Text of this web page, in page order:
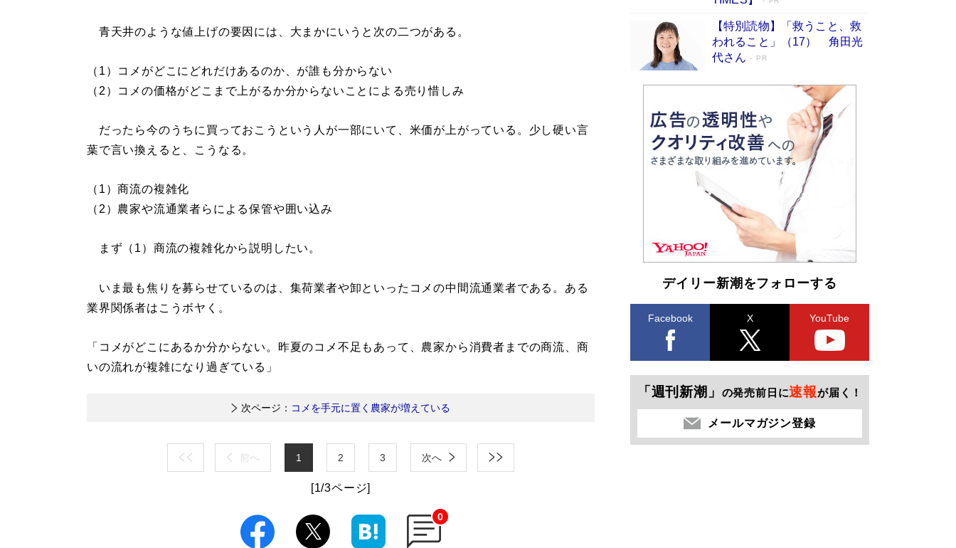
青天井のような値上げの要因には、大まかにいうと次の二つがある。
（1）コメがどこにどれだけあるのか、が誰も分からない
（2）コメの価格がどこまで上がるか分からないことによる売り惜しみ
だったら今のうちに買っておこうという人が一部にいて、米価が上がっている。少し硬い言
葉で言い換えると、こうなる。
（1）商流の複雑化
（2）農家や流通業者らによる保管や囲い込み
まず（1）商流の複雑化から説明したい。
いま最も焦りを募らせているのは、集荷業者や卸といったコメの中間流通業者である。ある
業界関係者はこうボヤく。
「コメがどこにあるか分からない。昨夏のコメ不足もあって、農家から消費者までの商流、商
いの流れが複雑になり過ぎている」
次ページ： コメを手元に置く農家が増えている
前へ 1 2 3 次へ
[1/3ページ]
0
【特別読物】「救うこと、救
われること」（17） 角田光
代さん
PR
デイリー新潮をフォローする
Facebook X YouTube
「週刊新潮」 の発売前日に速報が届く！
メールマガジン登録